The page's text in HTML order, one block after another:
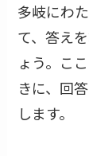
多岐にわ
て、答え
ょう。こ
きに、回
します。